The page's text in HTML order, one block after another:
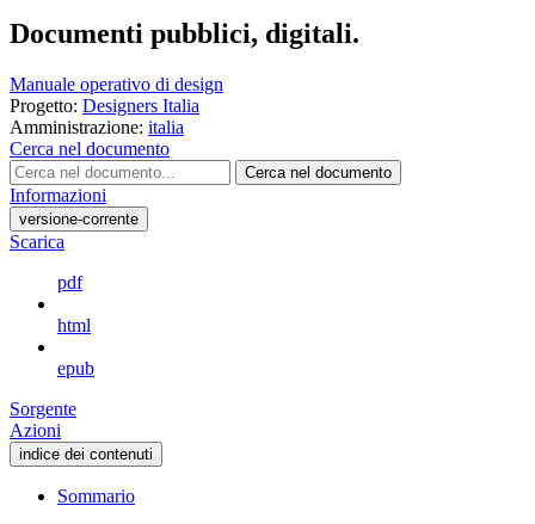
Documenti pubblici, digitali.
Manuale operativo di design
Progetto: Designers Italia
Amministrazione: italia
Cerca nel documento
Cerca nel documento
Informazioni
versione-corrente
Scarica
pdf
html
epub
Sorgente
Azioni
indice dei contenuti
Sommario